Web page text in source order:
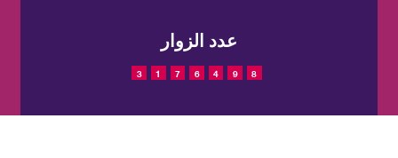
عدد الزوار
3 1 7 6 4 9 8